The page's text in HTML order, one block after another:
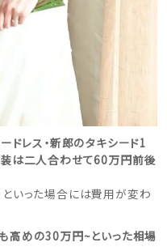
ドレス・新郎のタキシード1
は二人合わせて60万円前後
いった場合には費用が変わ
高めの30万円~といった相場